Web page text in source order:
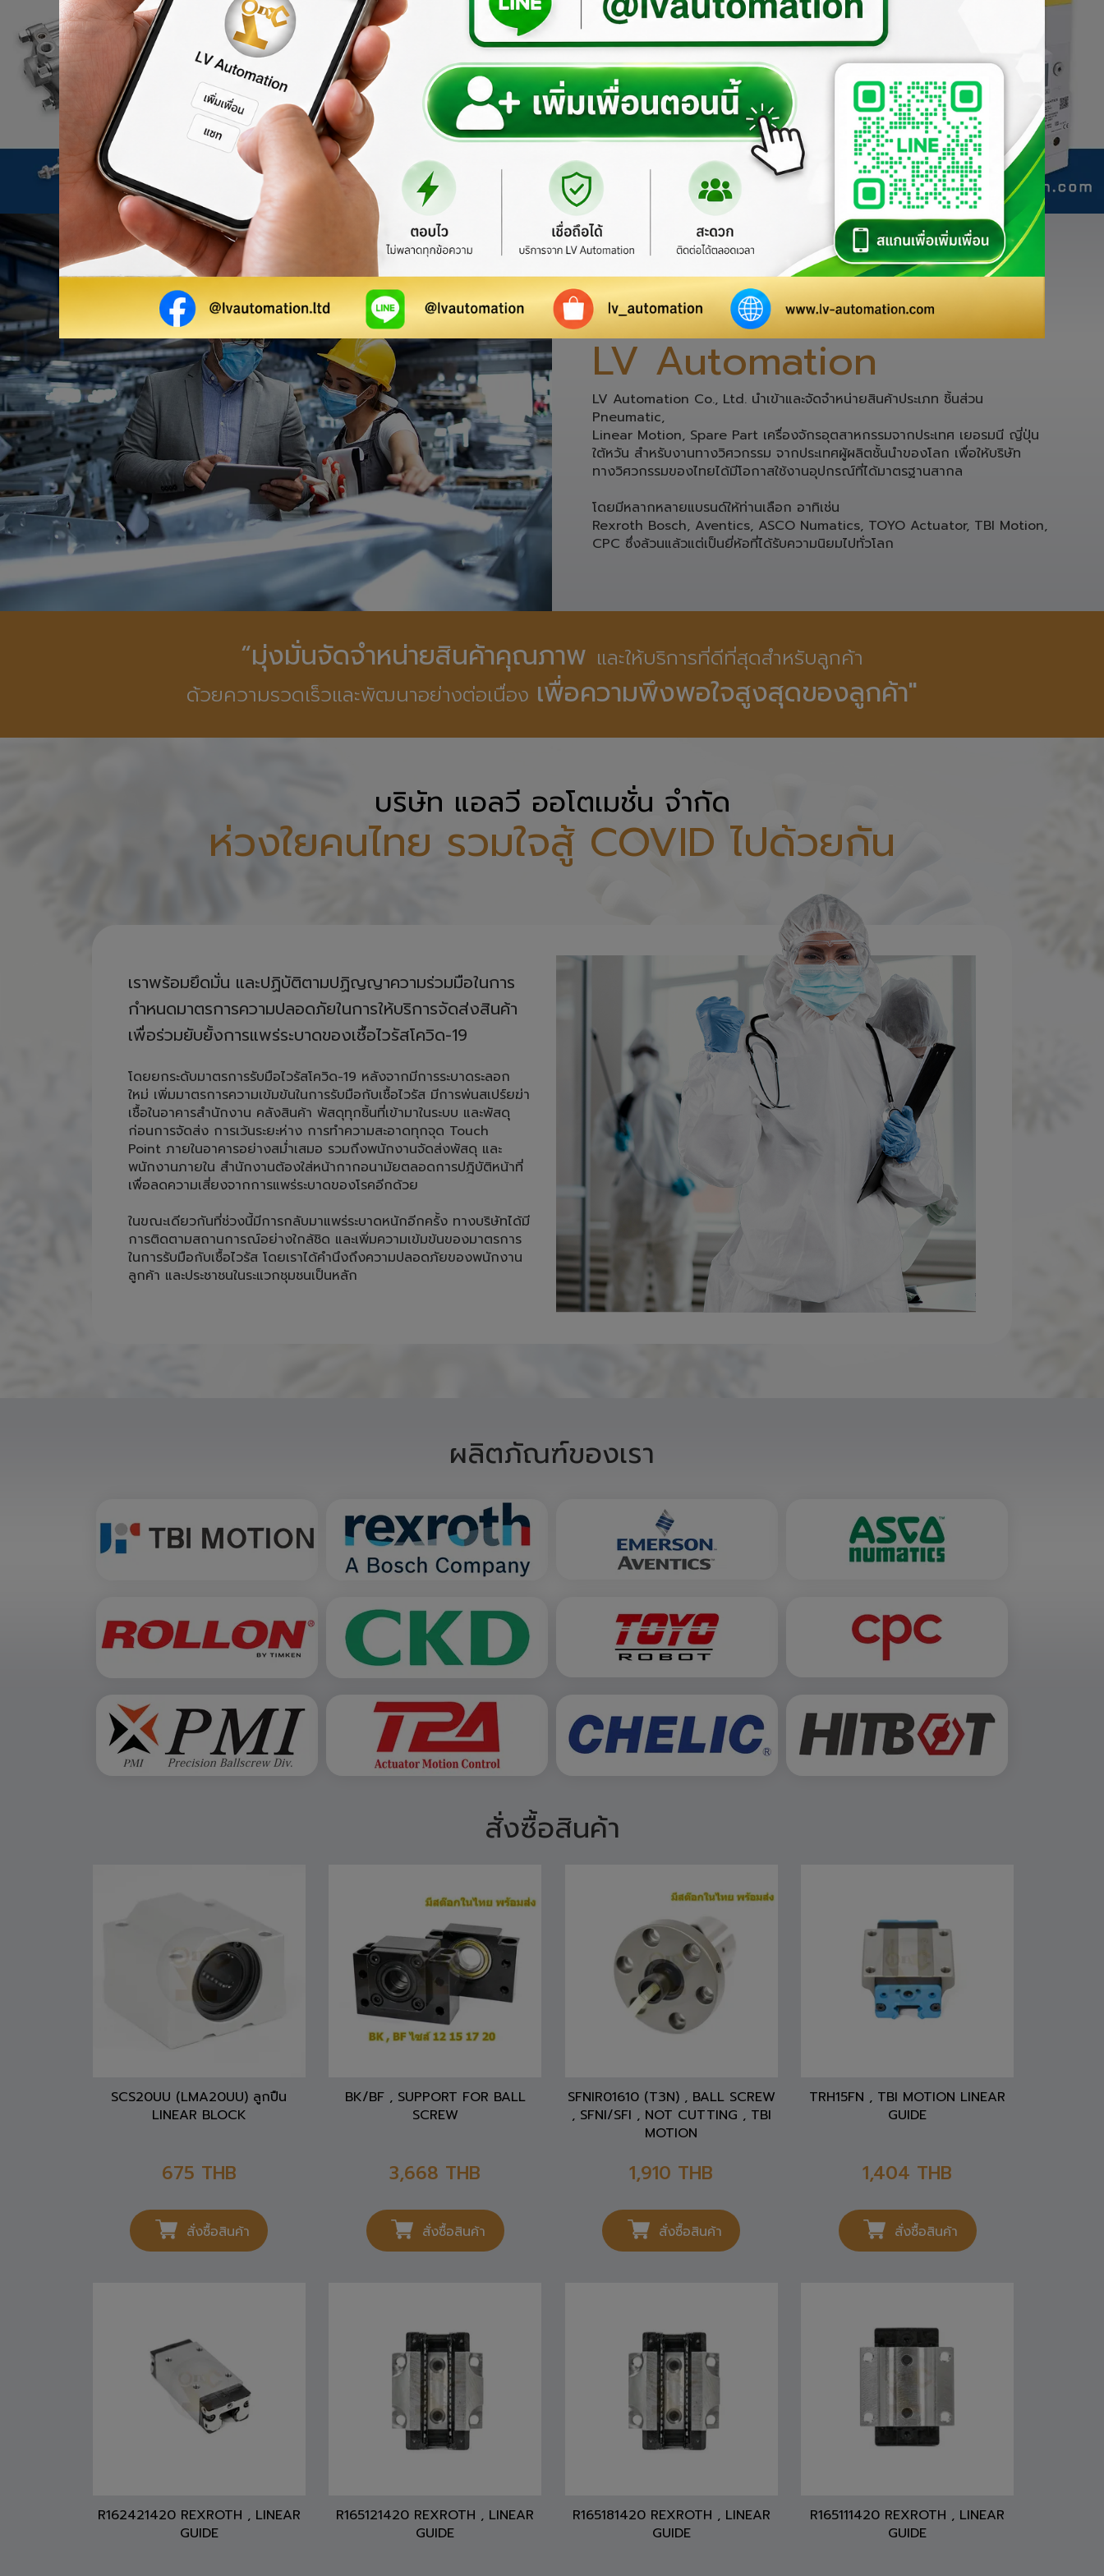
ยินดีต้อนรับสู่
เว็บไซต์อย่างเป็นทางการของ
LV Automation
LV Automation Co., Ltd. นำเข้าและจัดจำหน่ายสินค้าประเภท ชิ้นส่วน
Pneumatic,
Linear Motion, Spare Part เครื่องจักรอุตสาหกรรมจากประเทศ เยอรมนี ญี่ปุ่น
ใต้หวัน สำหรับงานทางวิศวกรรม จากประเทศผู้ผลิตชั้นนำของโลก เพื่อให้บริษัท
ทางวิศวกรรมของไทยได้มีโอกาสใช้งานอุปกรณ์ที่ได้มาตรฐานสากล
โดยมีหลากหลายแบรนด์ให้ท่านเลือก อาทิเช่น
Rexroth Bosch, Aventics, ASCO Numatics, TOYO Actuator, TBI Motion,
CPC ซึ่งล้วนแล้วแต่เป็นยี่ห้อที่ได้รับความนิยมไปทั่วโลก
“มุ่งมั่นจัดจำหน่ายสินค้าคุณภาพ และให้บริการที่ดีที่สุดสำหรับลูกค้า
ด้วยความรวดเร็วและพัฒนาอย่างต่อเนื่อง เพื่อความพึงพอใจสูงสุดของลูกค้า"
บริษัท แอลวี ออโตเมชั่น จำกัด
ห่วงใยคนไทย รวมใจสู้ COVID ไปด้วยกัน
เราพร้อมยึดมั่น และปฏิบัติตามปฏิญญาความร่วมมือในการ
กำหนดมาตรการความปลอดภัยในการให้บริการจัดส่งสินค้า
เพื่อร่วมยับยั้งการแพร่ระบาดของเชื้อไวรัสโควิด-19
โดยยกระดับมาตรการรับมือไวรัสโควิด-19 หลังจากมีการระบาดระลอก
ใหม่ เพิ่มมาตรการความเข้มข้นในการรับมือกับเชื้อไวรัส มีการพ่นสเปร์ยฆ่า
เชื้อในอาคารสำนักงาน คลังสินค้า พัสดุทุกชิ้นที่เข้ามาในระบบ และพัสดุ
ก่อนการจัดส่ง การเว้นระยะห่าง การทำความสะอาดทุกจุด Touch
Point ภายในอาคารอย่างสม่ำเสมอ รวมถึงพนักงานจัดส่งพัสดุ และ
พนักงานภายใน สำนักงานต้องใส่หน้ากากอนามัยตลอดการปฎิบัติหน้าที่
เพื่อลดความเสี่ยงจากการแพร่ระบาดของโรคอีกด้วย
ในขณะเดียวกันที่ช่วงนี้มีการกลับมาแพร่ระบาดหนักอีกครั้ง ทางบริษัทได้มี
การติดตามสถานการณ์อย่างใกล้ชิด และเพิ่มความเข้มข้นของมาตรการ
ในการรับมือกับเชื้อไวรัส โดยเราได้คำนึงถึงความปลอดภัยของพนักงาน
ลูกค้า และประชาชนในระแวกชุมชนเป็นหลัก
ผลิตภัณฑ์ของเรา
สั่งซื้อสินค้า
SCS20UU (LMA20UU) ลูกปืน
LINEAR BLOCK
675 THB
สั่งซื้อสินค้า
BK/BF , SUPPORT FOR BALL
SCREW
3,668 THB
สั่งซื้อสินค้า
SFNIR01610 (T3N) , BALL SCREW
, SFNI/SFI , NOT CUTTING , TBI
MOTION
1,910 THB
สั่งซื้อสินค้า
TRH15FN , TBI MOTION LINEAR
GUIDE
1,404 THB
สั่งซื้อสินค้า
R162421420 REXROTH , LINEAR
GUIDE
R165121420 REXROTH , LINEAR
GUIDE
R165181420 REXROTH , LINEAR
GUIDE
R165111420 REXROTH , LINEAR
GUIDE